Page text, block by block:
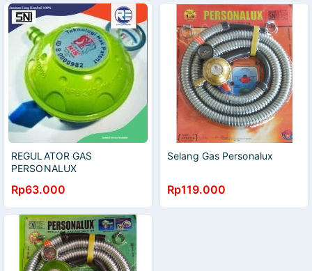
REGULATOR GAS
PERSONALUX
Rp63.000
Selang Gas Personalux
Rp119.000